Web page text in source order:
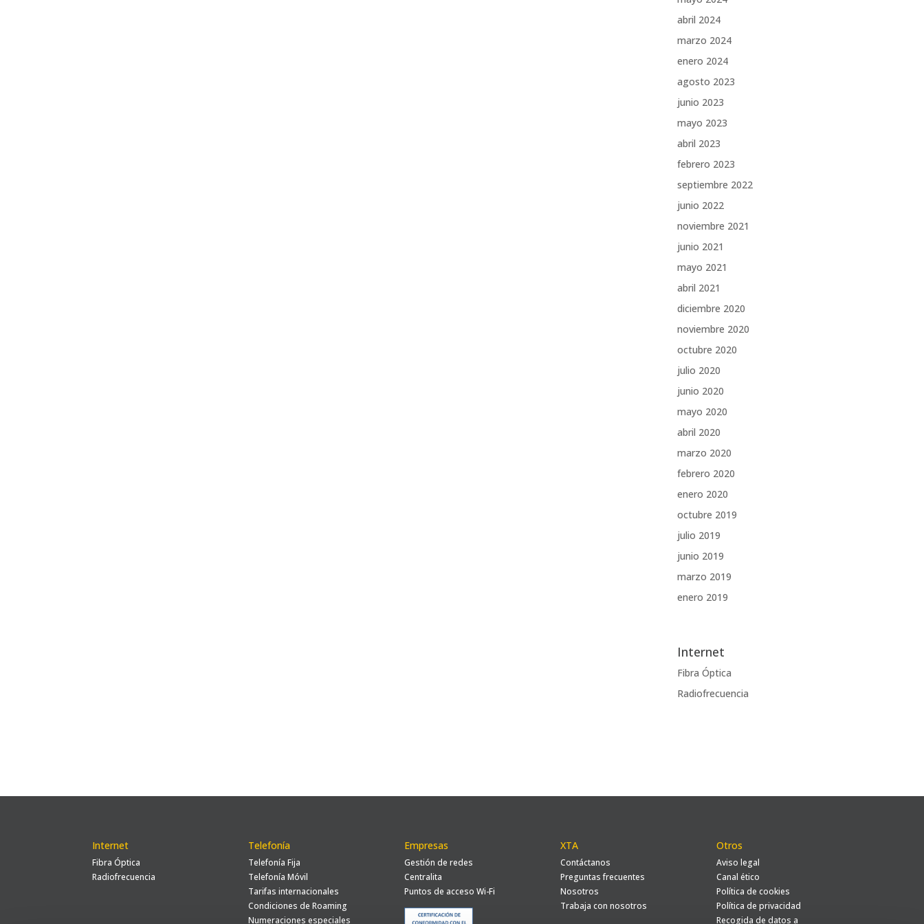
abril 2024
marzo 2024
enero 2024
agosto 2023
junio 2023
mayo 2023
abril 2023
febrero 2023
septiembre 2022
junio 2022
noviembre 2021
junio 2021
mayo 2021
abril 2021
diciembre 2020
noviembre 2020
octubre 2020
julio 2020
junio 2020
mayo 2020
abril 2020
marzo 2020
febrero 2020
enero 2020
octubre 2019
julio 2019
junio 2019
marzo 2019
enero 2019
Internet
Fibra Óptica
Radiofrecuencia
Internet
Fibra Óptica
Radiofrecuencia
Telefonía
Telefonía Fija
Telefonía Móvil
Tarifas internacionales
Condiciones de Roaming
Numeraciones especiales
Empresas
Gestión de redes
Centralita
Puntos de acceso Wi-Fi
XTA
Contáctanos
Preguntas frecuentes
Nosotros
Trabaja con nosotros
Otros
Aviso legal
Canal ético
Política de cookies
Política de privacidad
Recogida de datos a